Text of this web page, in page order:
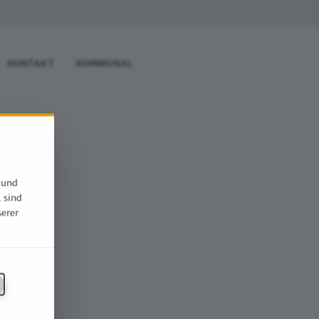
KONTAKT KOMMUNAL
sind